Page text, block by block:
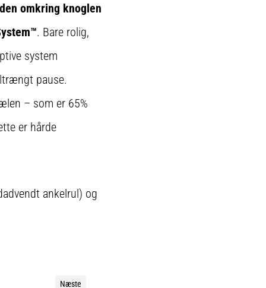
omkring knoglen
. Bare rolig,
system
pause.
– som er 65%
er hårde
ankelrul) og
Næste